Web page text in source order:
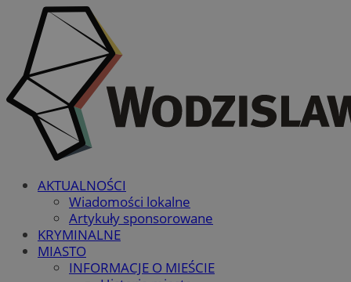
AKTUALNOŚCI
Wiadomości lokalne
Artykuły sponsorowane
KRYMINALNE
MIASTO
INFORMACJE O MIEŚCIE